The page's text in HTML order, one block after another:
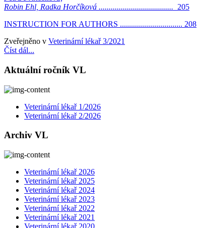
Robin Ehl, Radka Horčíková ..................................... 205
INSTRUCTION FOR AUTHORS ............................... 208
Zveřejněno v Veterinární lékař 3/2021
Číst dál...
Aktuální ročník VL
Veterinární lékař 1/2026
Veterinární lékař 2/2026
Archiv VL
Veterinární lékař 2026
Veterinární lékař 2025
Veterinární lékař 2024
Veterinární lékař 2023
Veterinární lékař 2022
Veterinární lékař 2021
Veterinární lékař 2020